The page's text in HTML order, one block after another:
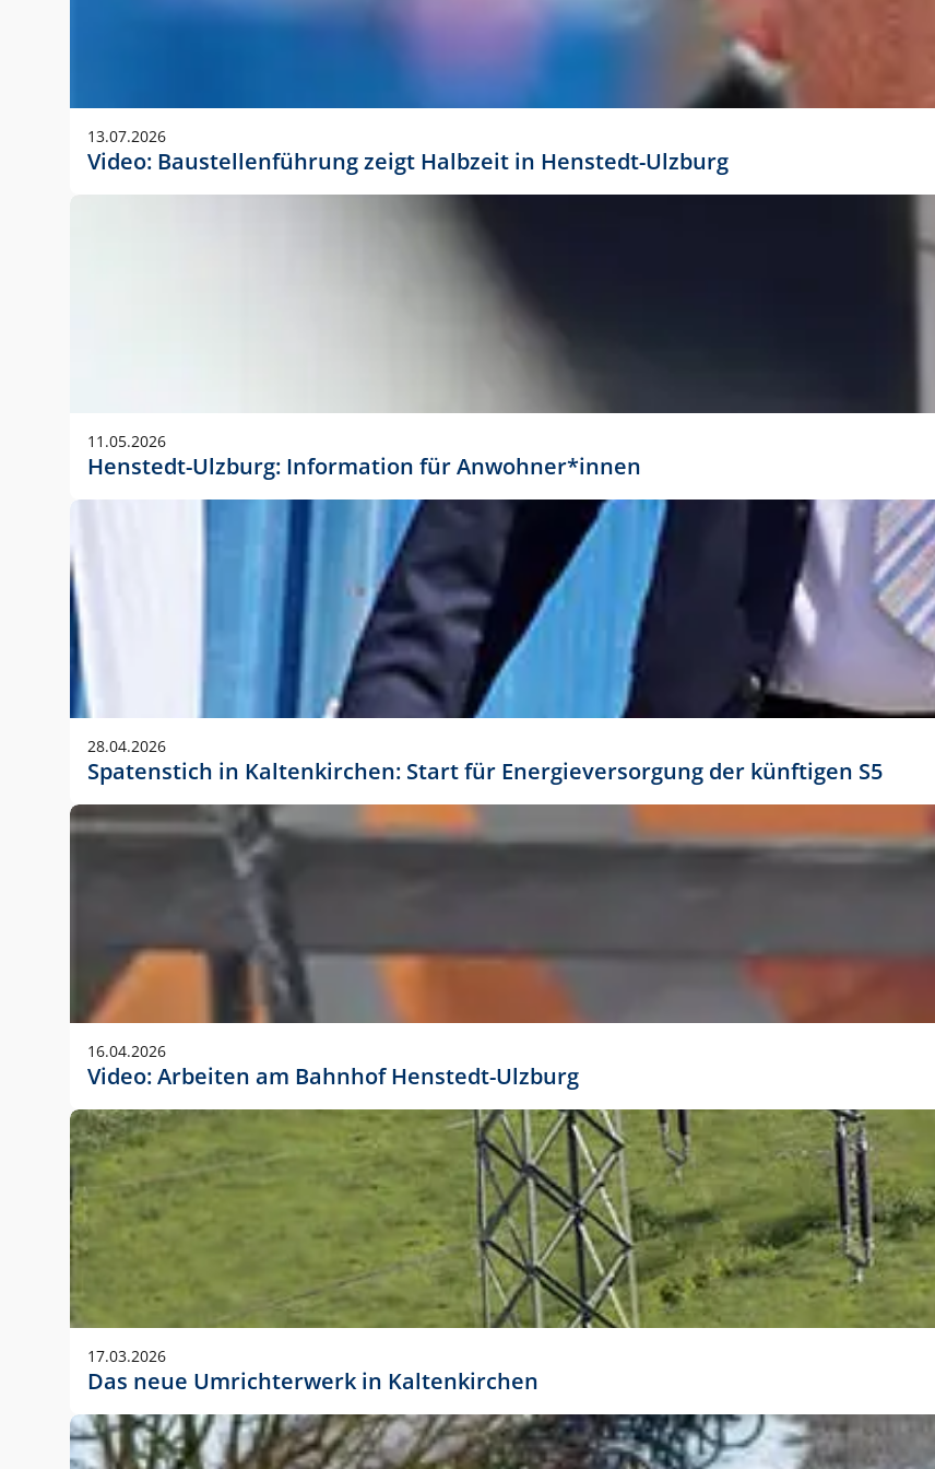
Anwendungsgröße im Layout:
Die Logohöhe beträgt 4 – 10 % der jeweiligen Formathöhe. Daraus ergeben sich für gängige Formate
folgende fest definierte Anwendungsgrößen im Layout:
DIN A3 – 15 mm hoch (5 %)
DIN A1 – 39 mm hoch (5 %)
DIN lang – 10 mm hoch (5 %)
1080 x 1080 px – 78 px hoch (7 %)
In Ausnahmefällen darf das Logo jedoch auch größer oder kleiner gesetzt werden. Dazu bedarf es jedoch
stets der vorherigen Absprache mit der Marketingabteilung.
13.07.2026
Video: Baustellenführung zeigt Halbzeit in Henstedt-Ulzburg
11.05.2026
Henstedt-Ulzburg: Information für Anwohner*innen
28.04.2026
Spatenstich in Kaltenkirchen: Start für Energieversorgung der künftigen S5
16.04.2026
Video: Arbeiten am Bahnhof Henstedt-Ulzburg
17.03.2026
Das neue Umrichterwerk in Kaltenkirchen